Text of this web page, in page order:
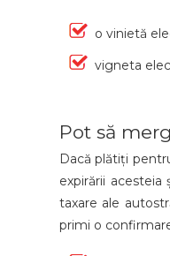
o vinietă
vigneta
Pot să
Dacă plătiți
expirării
taxare ale
primi o